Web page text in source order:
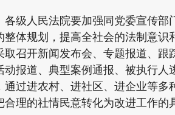
人民法院要加强同党委宣传部
体规划，提高全社会的法制意识
召开新闻发布会、专题报道、
报道、典型案例通报、被执行
过进农村、进社区、进企业等
理的社情民意转化为改进工作的